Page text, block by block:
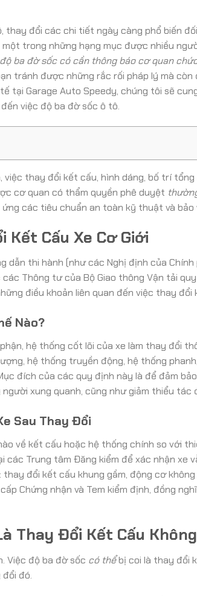
thay đổi các chi tiết ngày càng phổ biến
trong những hạng mục được nhiều
độ ba đờ sốc có cần thông báo cơ quan
tránh được những rắc rối pháp lý mà
tại Garage Auto Speedy, chúng tôi sẽ
việc độ ba đờ sốc ô tô.
việc thay đổi kết cấu, hình dáng, bố trí
cơ quan có thẩm quyền phê duyệt
các tiêu chuẩn an toàn kỹ thuật và bảo
Cấu Xe Cơ Giới
dẫn thi hành (như các Nghị định của
Thông tư của Bộ Giao thông Vận tải
điều khoản liên quan đến việc thay đổi
Nào?
hệ thống cốt lõi của xe làm thay đổi
hệ thống truyền động, hệ thống
đích của các quy định này là để đảm
xung quanh, cũng như giảm thiểu
Sau Thay Đổi
về kết cấu hoặc hệ thống chính so với
các Trung tâm Đăng kiểm để xác nhận xe
đổi kết cấu khung gầm, động cơ
Chứng nhận và Tem kiểm định, đồng
Thay Đổi Kết Cấu
Việc độ ba đờ sốc có thểbị coi là thay đổi
đó.